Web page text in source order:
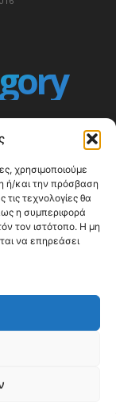
χρησιμοποιούμε
ή/και την πρόσβαση
τεχνολογίες θα
η συμπεριφορά
τον ιστότοπο. Η μη
να επηρεάσει
360
332
328
303
243